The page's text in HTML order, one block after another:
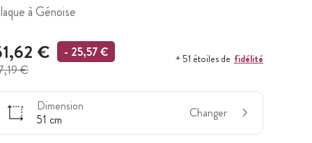
à Génoise
€
€
- 25,57 € + 51 étoiles de fidélité
Dimension
51 cm
Changer